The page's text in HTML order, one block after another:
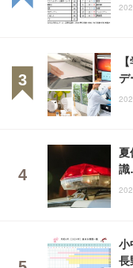
デ
夏
識
小
長